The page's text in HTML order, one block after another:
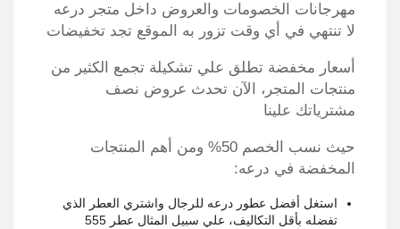
مهرجانات الخصومات والعروض داخل متجر درعه
لا تنتهي في أي وقت تزور به الموقع تجد تخفيضات
أسعار مخفضة تطلق علي تشكيلة تجمع الكثير من
منتجات المتجر، الآن تحدث عروض نصف
مشترياتك علينا
حيث نسب الخصم 50% ومن أهم المنتجات
المخفضة في درعه:
استغل أفضل عطور درعه للرجال واشتري العطر الذي
تفضله بأقل التكاليف، علي سبيل المثال عطر 555